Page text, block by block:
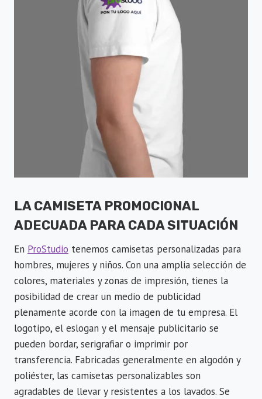
LA CAMISETA PROMOCIONAL
ADECUADA PARA CADA SITUACIÓN
En ProStudio tenemos camisetas personalizadas para
hombres, mujeres y niños. Con una amplia selección de
colores, materiales y zonas de impresión, tienes la
posibilidad de crear un medio de publicidad
plenamente acorde con la imagen de tu empresa. El
logotipo, el eslogan y el mensaje publicitario se
pueden bordar, serigrafiar o imprimir por
transferencia. Fabricadas generalmente en algodón y
poliéster, las camisetas personalizables son
agradables de llevar y resistentes a los lavados. Se